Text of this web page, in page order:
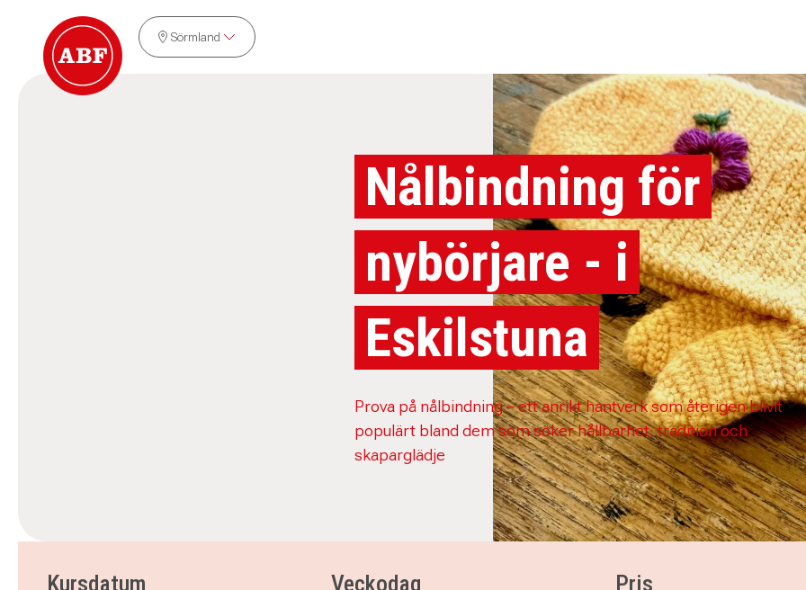
Sörmland
Nålbindning för
nybörjare - i
Eskilstuna
Prova på nålbindning – ett anrikt hantverk som återigen blivit
populärt bland dem som söker hållbarhet, tradition och
skaparglädje
Kursdatum Veckodag Pris